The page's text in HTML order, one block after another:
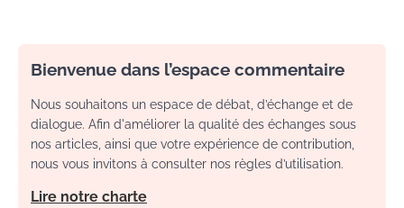
Bienvenue dans l’espace commentaire
Nous souhaitons un espace de débat, d’échange et de
dialogue. Afin d'améliorer la qualité des échanges sous
nos articles, ainsi que votre expérience de contribution,
nous vous invitons à consulter nos règles d’utilisation.
Lire notre charte